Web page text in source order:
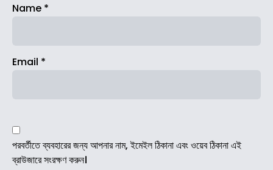
Name *
Email *
পরবর্তীতে ব্যবহারের জন্য আপনার নাম, ইমেইল ঠিকানা এবং ওয়েব ঠিকানা এই
ব্রাউজারে সংরক্ষণ করুন।